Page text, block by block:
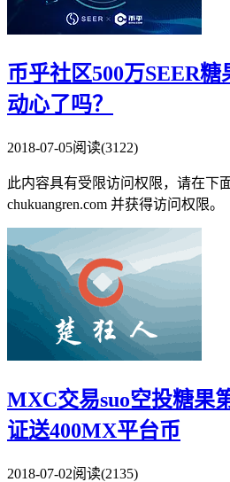
币乎社区500万SEER
动心了吗？
2018-07-05阅读(3122)
此内容具有受限访问权限，请在下
chukuangren.com 并获得访问权限。
MXC交易suo空投糖果
证送400MX平台币
2018-07-02阅读(2135)